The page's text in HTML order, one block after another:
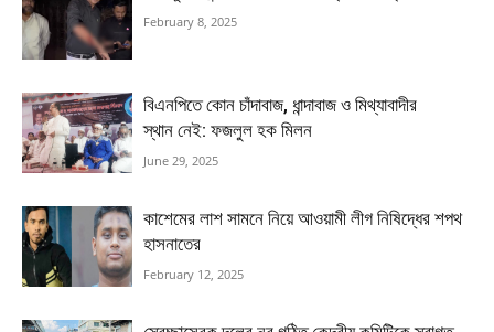
February 8, 2025
বিএনপিতে কোন চাঁদাবাজ, ধান্দাবাজ ও মিথ্যাবাদীর
স্থান নেই: ফজলুল হক মিলন
June 29, 2025
কাশেমের লাশ সামনে নিয়ে আওয়ামী লীগ নিষিদ্ধের শপথ
হাসনাতের
February 12, 2025